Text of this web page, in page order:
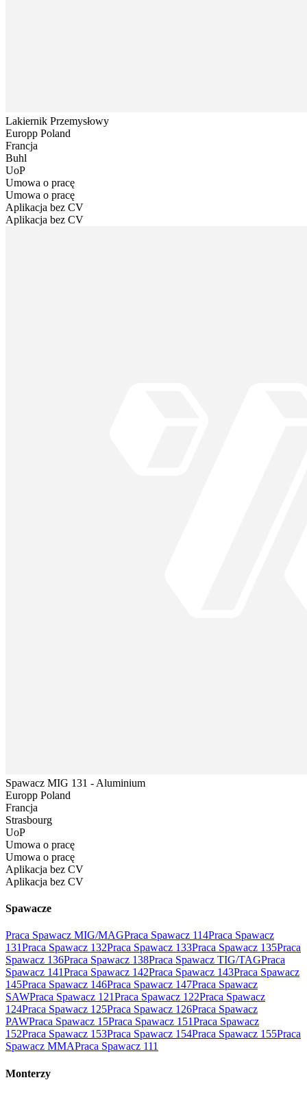
Lakiernik Przemysłowy
Europp Poland
Francja
Buhl
UoP
Umowa o pracę
Umowa o pracę
Aplikacja bez CV
Aplikacja bez CV
Spawacz MIG 131 - Aluminium
Europp Poland
Francja
Strasbourg
UoP
Umowa o pracę
Umowa o pracę
Aplikacja bez CV
Aplikacja bez CV
Spawacze
Praca Spawacz MIG/MAGPraca Spawacz 114Praca Spawacz
131Praca Spawacz 132Praca Spawacz 133Praca Spawacz 135Praca
Spawacz 136Praca Spawacz 138Praca Spawacz TIG/TAGPraca
Spawacz 141Praca Spawacz 142Praca Spawacz 143Praca Spawacz
145Praca Spawacz 146Praca Spawacz 147Praca Spawacz
SAWPraca Spawacz 121Praca Spawacz 122Praca Spawacz
124Praca Spawacz 125Praca Spawacz 126Praca Spawacz
PAWPraca Spawacz 15Praca Spawacz 151Praca Spawacz
152Praca Spawacz 153Praca Spawacz 154Praca Spawacz 155Praca
Spawacz MMAPraca Spawacz 111
Monterzy